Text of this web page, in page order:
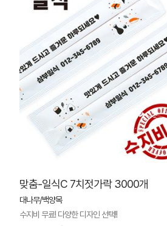
맞춤-일식C 7치젓가락 3000개
대나무/백양목
수지비 무료! 다양한 디자인 선택!!